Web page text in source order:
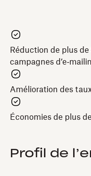
Réduction de plus
campagnes
Amélioration des
Économies de plus
Profil de